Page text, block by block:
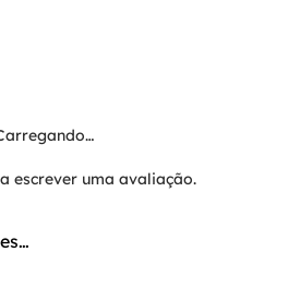
escrever uma avaliação.